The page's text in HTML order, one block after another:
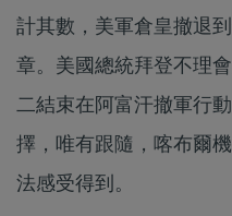
計其數，美軍倉皇撤退
章。美國總統拜登不理
二結束在阿富汗撤軍行
擇，唯有跟隨，喀布爾
法感受得到。